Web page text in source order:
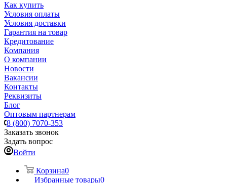
Как купить
Условия оплаты
Условия доставки
Гарантия на товар
Кредитование
Компания
О компании
Новости
Вакансии
Контакты
Реквизиты
Блог
Оптовым партнерам
8 (800) 7070-353
Заказать звонок
Задать вопрос
Войти
Корзина0
Избранные товары0